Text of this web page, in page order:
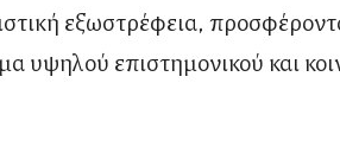
εξωστρέφεια,
υψηλού επιστημονικού και